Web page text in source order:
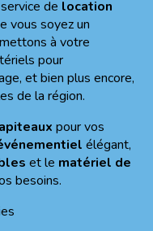
de location
vous soyez un
à votre
pour
et bien plus encore,
de la région.
pour vos
élégant,
et le matériel de
besoins.